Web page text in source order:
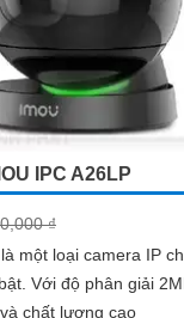
IPC A26LP
₫
một loại camera IP
này
chất lượng cao